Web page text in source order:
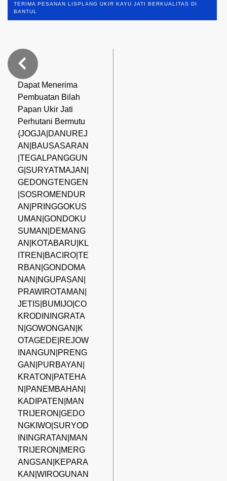
TERIMA PESANAN LISPLANG UKIR KAYU JATI BERKUALITAS DI
BANTUL
Dapat Menerima
Pembuatan Bilah
Papan Ukir Jati
Perhutani Bermutu
{JOGJA|DANUREJ
AN|BAUSASARAN
|TEGALPANGGUN
G|SURYATMAJAN|
GEDONGTENGEN
|SOSROMENDUR
AN|PRINGGOKUS
UMAN|GONDOKU
SUMAN|DEMANG
AN|KOTABARU|KL
ITREN|BACIRO|TE
RBAN|GONDOMA
NAN|NGUPASAN|
PRAWIROTAMAN|
JETIS|BUMIJO|CO
KRODININGRATA
N|GOWONGAN|K
OTAGEDE|REJOW
INANGUN|PRENG
GAN|PURBAYAN|
KRATON|PATEHA
N|PANEMBAHAN|
KADIPATEN|MAN
TRIJERON|GEDO
NGKIWO|SURYOD
ININGRATAN|MAN
TRIJERON|MERG
ANGSAN|KEPARA
KAN|WIROGUNAN